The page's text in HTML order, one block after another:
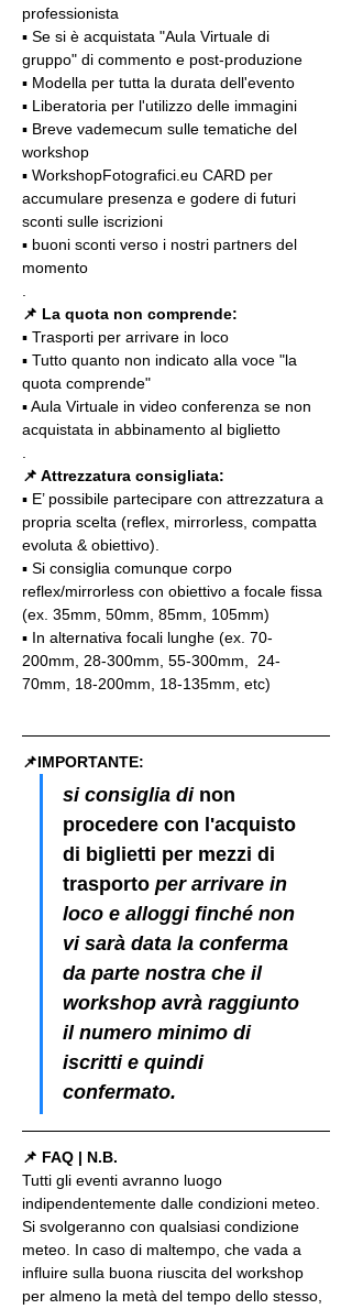
professionista
▪️ Se si è acquistata "Aula Virtuale di
gruppo" di commento e post-produzione
▪️ Modella per tutta la durata dell'evento
▪️ Liberatoria per l'utilizzo delle immagini
▪️ Breve vademecum sulle tematiche del
workshop
▪️ WorkshopFotografici.eu CARD per
accumulare presenza e godere di futuri
sconti sulle iscrizioni
▪️ buoni sconti verso i nostri partners del
momento
📌 La quota non comprende:
▪️ Trasporti per arrivare in loco
▪️ Tutto quanto non indicato alla voce "la
quota comprende"
▪️ Aula Virtuale in video conferenza se non
acquistata in abbinamento al biglietto
📌 Attrezzatura consigliata:
▪️ E’ possibile partecipare con attrezzatura a
propria scelta (reflex, mirrorless, compatta
evoluta & obiettivo).
▪️ Si consiglia comunque corpo
reflex/mirrorless con obiettivo a focale fissa
(ex. 35mm, 50mm, 85mm, 105mm)
▪️ In alternativa focali lunghe (ex. 70-
200mm, 28-300mm, 55-300mm,  24-
70mm, 18-200mm, 18-135mm, etc)
📌IMPORTANTE:
si consiglia di non
procedere con l'acquisto
di biglietti per mezzi di
trasporto per arrivare in
loco e alloggi finché non
vi sarà data la conferma
da parte nostra che il
workshop avrà raggiunto
il numero minimo di
iscritti e quindi
confermato.
📌 FAQ | N.B.
Tutti gli eventi avranno luogo
indipendentemente dalle condizioni meteo.
Si svolgeranno con qualsiasi condizione
meteo. In caso di maltempo, che vada a
influire sulla buona riuscita del workshop
per almeno la metà del tempo dello stesso,